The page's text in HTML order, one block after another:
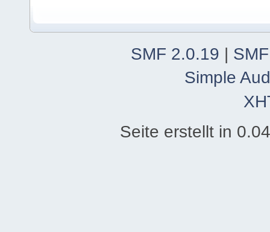
SMF 2.0.19 |
Simple
Seite erstellt in